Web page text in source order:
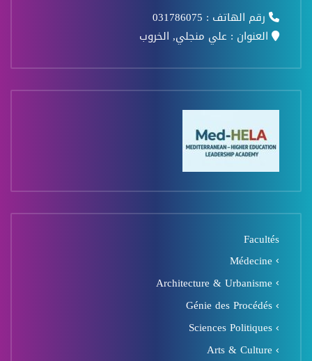
رقم الهاتف : 031786075
العنوان : علي منجلي, الخروب
Facultés
Médecine
Architecture & Urbanisme
Génie des Procédés
Sciences Politiques
Arts & Culture